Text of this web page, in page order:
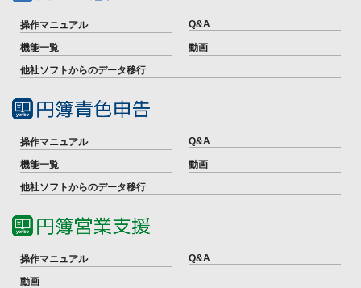
操作マニュアル Q&A
機能一覧
動画
他社ソフトからのデータ移行
操作マニュアル Q&A
機能一覧
動画
他社ソフトからのデータ移行
操作マニュアル Q&A
動画